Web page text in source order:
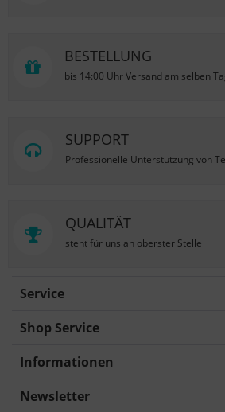
BESTELLUNG
bis 14:00 Uhr Versand am selben
SUPPORT
Professionelle Unterstützung von
QUALITÄT
steht für uns an oberster Stelle
Service
Shop Service
Informationen
Newsletter